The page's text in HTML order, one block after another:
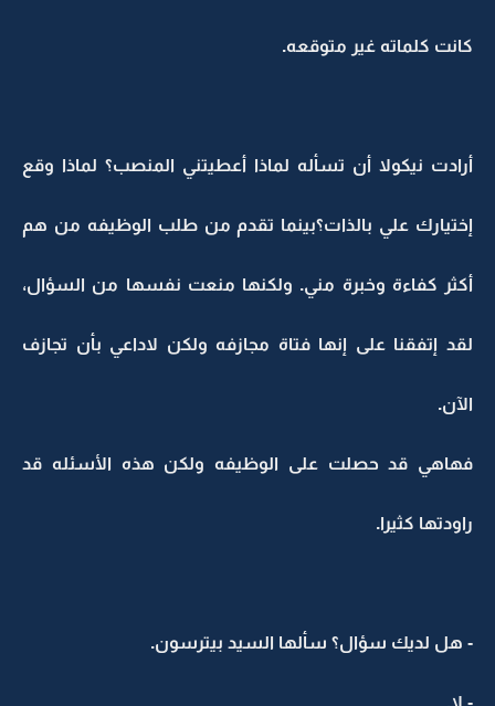
كانت كلماته غير متوقعه.
أرادت نيكولا أن تسأله لماذا أعطيتني المنصب؟ لماذا وقع
إختيارك علي بالذات؟بينما تقدم من طلب الوظيفه من هم
أكثر كفاءة وخبرة مني. ولكنها منعت نفسها من السؤال،
لقد إتفقنا على إنها فتاة مجازفه ولكن لاداعي بأن تجازف
الآن.
فهاهي قد حصلت على الوظيفه ولكن هذه الأسئله قد
راودتها كثيرا.
- هل لديك سؤال؟ سألها السيد بيترسون.
- لا.